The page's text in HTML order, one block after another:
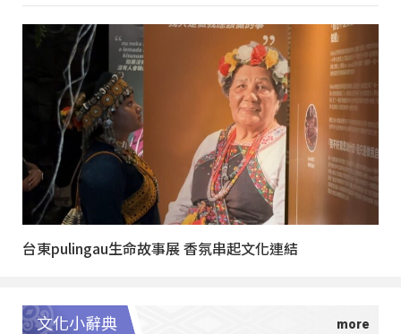
台東pulingau生命故事展 香氛串起文化連結
文化小辭典